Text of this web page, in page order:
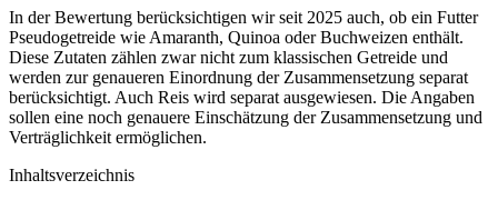
In der Bewertung berücksichtigen wir seit 2025 auch, ob ein Futter
Pseudogetreide wie Amaranth, Quinoa oder Buchweizen enthält.
Diese Zutaten zählen zwar nicht zum klassischen Getreide und
werden zur genaueren Einordnung der Zusammensetzung separat
berücksichtigt. Auch Reis wird separat ausgewiesen. Die Angaben
sollen eine noch genauere Einschätzung der Zusammensetzung und
Verträglichkeit ermöglichen.
Inhaltsverzeichnis​